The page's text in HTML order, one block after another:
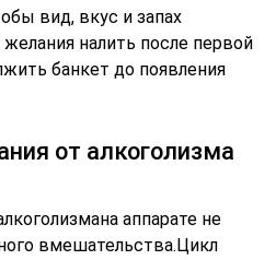
вид, вкус и запах
налить после первой
банкет до появления
от алкоголизма
аппарате не
вмешательства.Цикл